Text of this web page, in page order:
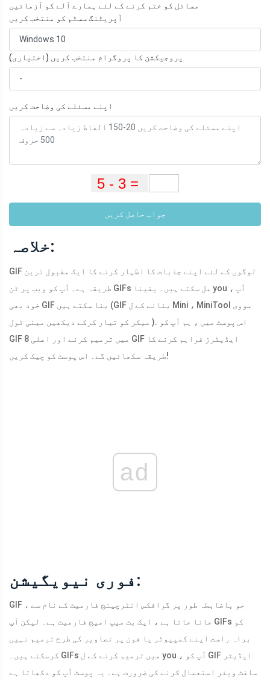
مسائل کو ختم کرنے کے لئے ہمارے آلے کو آزمائیں
آپریٹنگ سسٹم کو منتخب کریں
پروجیکشن کا پروگرام منتخب کریں (اختیاری)
اپنے مسئلے کی وضاحت کریں
جواب حاصل کریں
خلاصہ:
GIF لوگوں کے لئے اپنے جذبات کا اظہار کرنے کا ایک مقبول ترین
طریقہ ہے۔ آپ کو ویب پر ٹن GIFs مل سکتے ہیں۔ یقینا you ، آپ
خود بھی GIF بنا سکتے ہیں (GIF بنانے کے ل Mini ، MiniTool مووی
میکر کو تیار کرکے دیکھیں مینی ٹول ). اس پوسٹ میں ، ہم آپ کو
GIF میں ترمیم کرنے اور اعلی 8 GIF ایڈیٹرز فراہم کرنے کا
طریقہ سکھائیں گے۔ اس پوسٹ کو چیک کریں!
ad
فوری نیویگیشن:
GIF ، جو باضابطہ طور پر گرافکس انٹرچینج فارمیٹ کے نام سے
جانا جاتا ہے ، ایک بٹ میپ امیج فارمیٹ ہے۔ لیکن آپ GIFs کو
براہ راست اپنے کمپیوٹر یا فون پر تصاویر کی طرح ترمیم نہیں
کرسکتے ہیں۔ GIFs میں ترمیم کرنے کے ل you ، آپ کو GIF ایڈیٹر
سافٹ ویئر استعمال کرنے کی ضرورت ہے۔ یہ پوسٹ آپ کو دکھاتا ہے